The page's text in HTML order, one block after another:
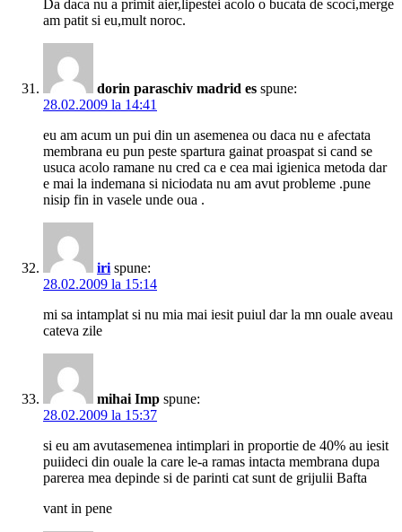
Da daca nu a primit aier,lipestei acolo o bucata de scoci,merge
am patit si eu,mult noroc.
dorin paraschiv madrid es spune:
28.02.2009 la 14:41
eu am acum un pui din un asemenea ou daca nu e afectata
membrana eu pun peste spartura gainat proaspat si cand se
usuca acolo ramane nu cred ca e cea mai igienica metoda dar
e mai la indemana si niciodata nu am avut probleme .pune
nisip fin in vasele unde oua .
iri spune:
28.02.2009 la 15:14
mi sa intamplat si nu mia mai iesit puiul dar la mn ouale aveau
cateva zile
mihai Imp spune:
28.02.2009 la 15:37
si eu am avutasemenea intimplari in proportie de 40% au iesit
puiideci din ouale la care le-a ramas intacta membrana dupa
parerea mea depinde si de parinti cat sunt de grijulii Bafta
vant in pene